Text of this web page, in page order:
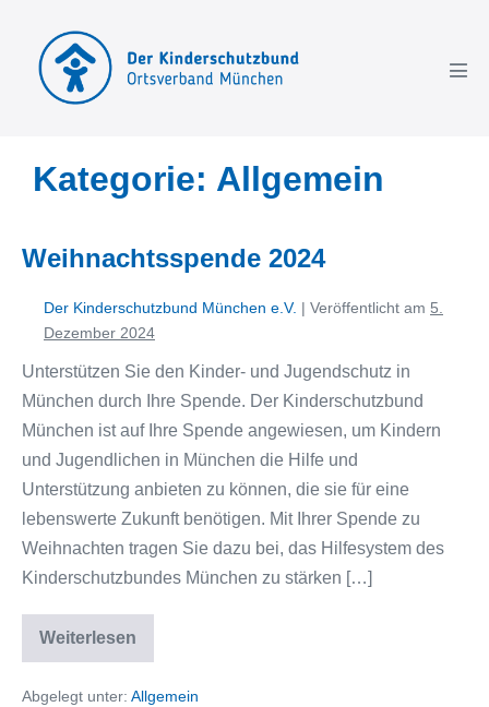
Kategorie: Allgemein
Weihnachtsspende 2024
Der Kinderschutzbund München e.V. | Veröffentlicht am 5.
Dezember 2024
Unterstützen Sie den Kinder- und Jugendschutz in
München durch Ihre Spende.​ Der Kinderschutzbund
München ist auf Ihre Spende angewiesen, um Kindern
und Jugendlichen in München die Hilfe und
Unterstützung anbieten zu können, die sie für eine
lebenswerte Zukunft benötigen. Mit Ihrer Spende zu
Weihnachten tragen Sie dazu bei, das Hilfesystem des
Kinderschutzbundes München zu stärken […]
Weiterlesen
Abgelegt unter: Allgemein